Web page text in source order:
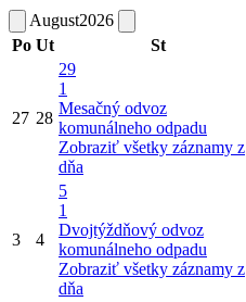
August2026
Po Ut St
27 28
29
1
Mesačný odvoz
komunálneho odpadu
Zobraziť všetky záznamy z
dňa
3 4
5
1
Dvojtýždňový odvoz
komunálneho odpadu
Zobraziť všetky záznamy z
dňa